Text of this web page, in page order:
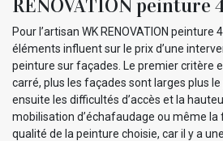
RENOVATION peinture
Pour l’artisan WK RENOVATION peinture
éléments influent sur le prix d’une
peinture sur façades. Le premier critère
carré, plus les façades sont larges plus
ensuite les difficultés d’accès et la
mobilisation d’échafaudage ou même la
qualité de la peinture choisie, car il y a